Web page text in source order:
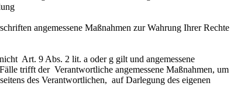
angemessene Maßnahmen zur Wahrung Ihrer Rechte
Art. 9 Abs. 2 lit. a oder g gilt und angemessene
trifft der  Verantwortliche angemessene Maßnahmen, um
des Verantwortlichen,  auf Darlegung des eigenen